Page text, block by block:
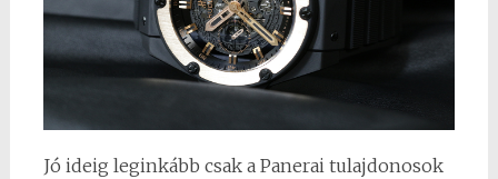
Jó ideig leginkább csak a Panerai tulajdonosok